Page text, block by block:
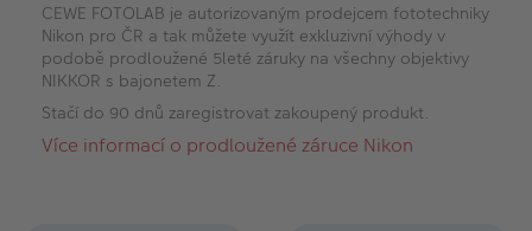
CEWE FOTOLAB je autorizovaným prodejcem fototechniky
Nikon pro ČR a tak můžete využít exkluzivní výhody v
podobě prodloužené 5leté záruky na všechny objektivy
NIKKOR s bajonetem Z.
Stačí do 90 dnů zaregistrovat zakoupený produkt.
Více informací o prodloužené záruce Nikon